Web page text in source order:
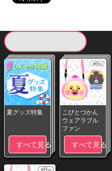
夏グッズ特集
すべて見る
こびとづかん
ウェアラブル
ファン
すべて見る